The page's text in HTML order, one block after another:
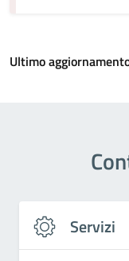
Ultimo
Servizi